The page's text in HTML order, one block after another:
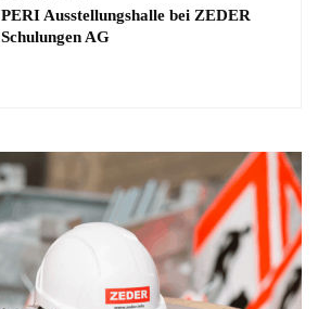
PERI Ausstellungshalle bei ZEDER
Schulungen AG